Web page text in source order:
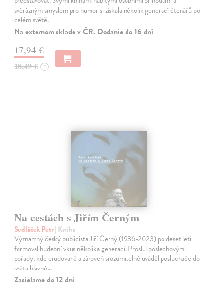
svérázným smyslem pro humor si získala několik generací čtenářů po
celém světě.
Na externom sklade v ČR. Dodanie do 16 dní
17,94 €
18,49 € ?
Na cestách s Jiřím Černým
Sedláček Petr| Kniha
Významný český publicista Jiří Černý (1936-2023) po desetiletí
formoval hudební vkus několika generací. Proslul poslechovými
pořady, kde erudovaně a zároveň srozumitelně uváděl posluchače do
světa hlavně…
Zasielame do 12 dní